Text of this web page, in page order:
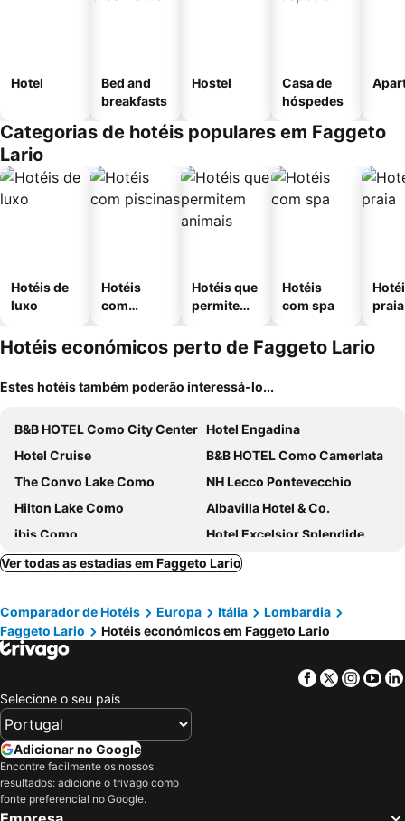
Hotel
Bed and
breakfasts
Hostel
Casa de
hóspedes
Categorias de hotéis populares em Faggeto
Lario
Hotéis de
luxo
Hotéis
com
Hotéis que
permitem
Hotéis
com spa
praia
Hotéis económicos perto de Faggeto Lario
Estes hotéis também poderão interessá-lo...
B&B HOTEL Como City Center Hotel Engadina
Hotel Cruise
B&B HOTEL Como Camerlata
The Convo Lake Como
NH Lecco Pontevecchio
Hilton Lake Como
Albavilla Hotel & Co.
ibis Como
Hotel Excelsior Splendide
Villa d'Este
Hotel Barchetta Excelsior
Hotel Rossovino Como
Hotel Bellagio
Sheraton Lake Como Hotel
Albergo Firenze
Albergo Ristorante La Palma
Hotel Campione
Park Hotel Meuble
Hotel Griso Collection
Il Portichetto
Hotel Il Perlo
Ver todas as estadias em Faggeto Lario
Comparador de Hotéis Europa Itália
Lombardia
Faggeto Lario
Hotéis económicos em Faggeto Lario
Facebook
Twitter
Selecione o seu país
Adicionar no Google
Encontre facilmente os nossos
resultados: adicione o trivago como
fonte preferencial no Google.